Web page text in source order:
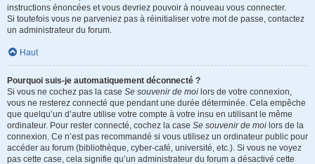
instructions énoncées et vous devriez pouvoir à nouveau vous connecter.
Si toutefois vous ne parveniez pas à réinitialiser votre mot de passe, contactez
un administrateur du forum.
Haut
Pourquoi suis-je automatiquement déconnecté ?
Si vous ne cochez pas la case Se souvenir de moi lors de votre connexion,
vous ne resterez connecté que pendant une durée déterminée. Cela empêche
que quelqu’un d’autre utilise votre compte à votre insu en utilisant le même
ordinateur. Pour rester connecté, cochez la case Se souvenir de moi lors de la
connexion. Ce n’est pas recommandé si vous utilisez un ordinateur public pour
accéder au forum (bibliothèque, cyber-café, université, etc.). Si vous ne voyez
pas cette case, cela signifie qu’un administrateur du forum a désactivé cette